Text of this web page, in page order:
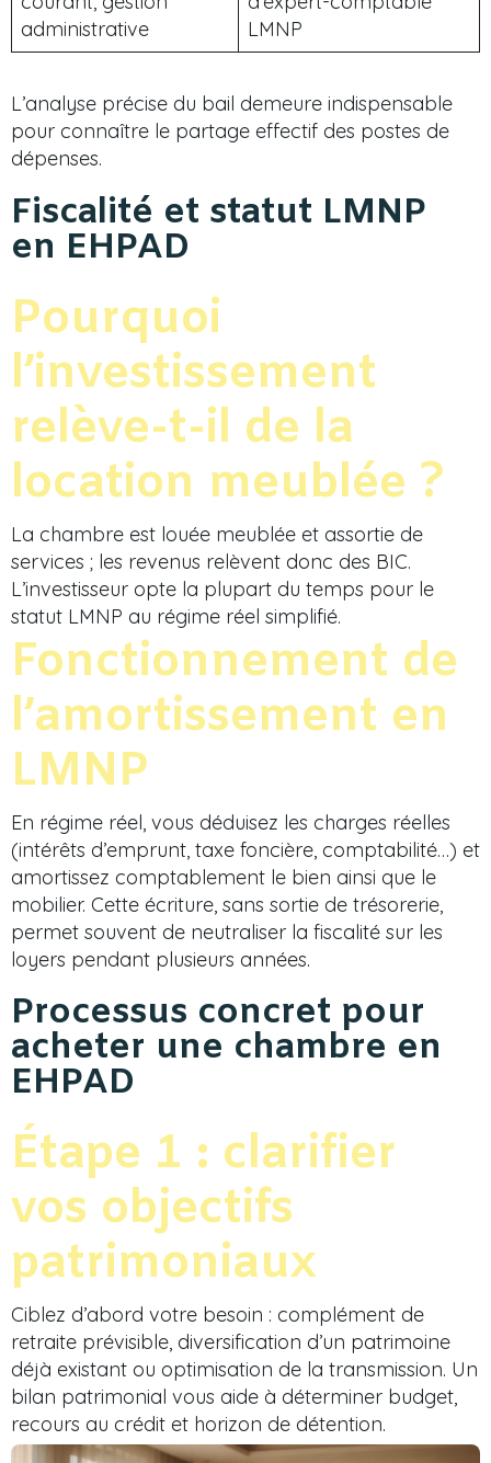
administrative
LMNP
L’analyse précise du bail demeure indispensable
pour connaître le partage effectif des postes de
dépenses.
Fiscalité et statut LMNP
en EHPAD
Pourquoi
l’investissement
relève-t-il de la
location meublée ?
La chambre est louée meublée et assortie de
services ; les revenus relèvent donc des BIC.
L’investisseur opte la plupart du temps pour le
statut LMNP au régime réel simplifié.
Fonctionnement de
l’amortissement en
LMNP
En régime réel, vous déduisez les charges réelles
(intérêts d’emprunt, taxe foncière, comptabilité…) et
amortissez comptablement le bien ainsi que le
mobilier. Cette écriture, sans sortie de trésorerie,
permet souvent de neutraliser la fiscalité sur les
loyers pendant plusieurs années.
Processus concret pour
acheter une chambre en
EHPAD
Étape 1 : clarifier
vos objectifs
patrimoniaux
Ciblez d’abord votre besoin : complément de
retraite prévisible, diversification d’un patrimoine
déjà existant ou optimisation de la transmission. Un
bilan patrimonial vous aide à déterminer budget,
recours au crédit et horizon de détention.